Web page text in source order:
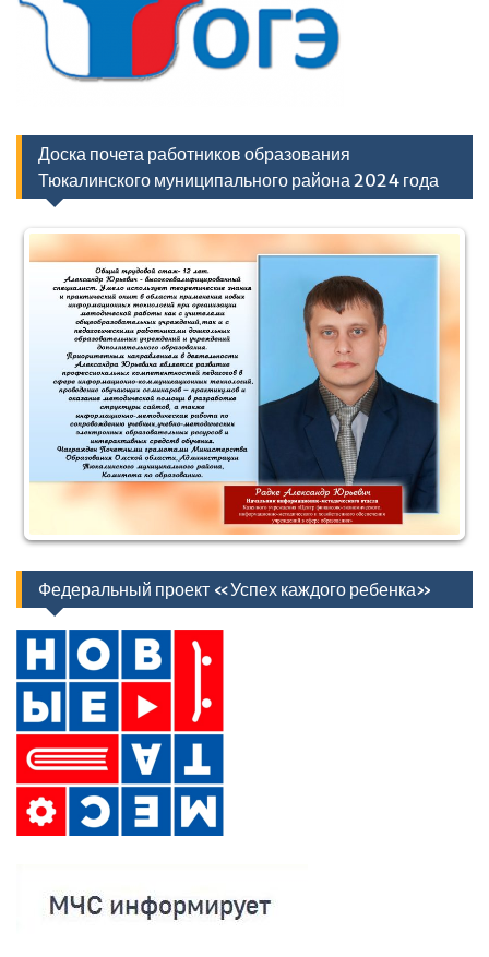
Доска почета работников образования
Тюкалинского муниципального района 2024 года
Федеральный проект «Успех каждого ребенка»